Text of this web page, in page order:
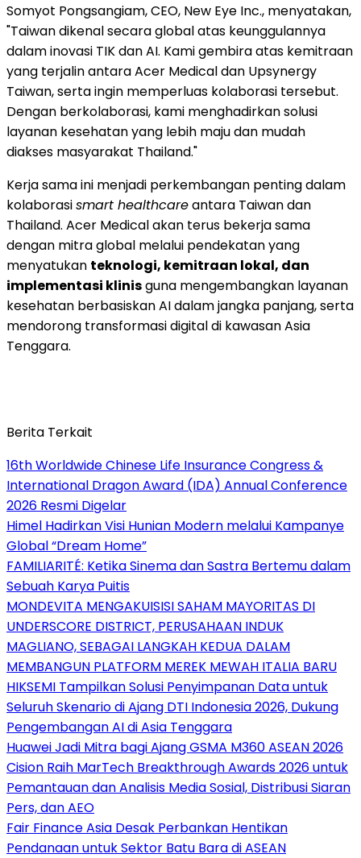
Somyot Pongsangiam, CEO, New Eye Inc., menyatakan,
"Taiwan dikenal secara global atas keunggulannya
dalam inovasi TIK dan AI. Kami gembira atas kemitraan
yang terjalin antara Acer Medical dan Upsynergy
Taiwan, serta ingin memperluas kolaborasi tersebut.
Dengan berkolaborasi, kami menghadirkan solusi
layanan kesehatan yang lebih maju dan mudah
diakses masyarakat Thailand."
Kerja sama ini menjadi perkembangan penting dalam
kolaborasismart healthcareantara Taiwan dan
Thailand. Acer Medical akan terus bekerja sama
dengan mitra global melalui pendekatan yang
menyatukan teknologi, kemitraan lokal, dan
implementasi klinisguna mengembangkan layanan
kesehatan berbasiskan AI dalam jangka panjang, serta
mendorong transformasi digital di kawasan Asia
Tenggara.
Berita Terkait
16th Worldwide Chinese Life Insurance Congress &
International Dragon Award (IDA) Annual Conference
2026 Resmi Digelar
Himel Hadirkan Visi Hunian Modern melalui Kampanye
Global “Dream Home”
FAMILIARITÉ: Ketika Sinema dan Sastra Bertemu dalam
Sebuah Karya Puitis
MONDEVITA MENGAKUISISI SAHAM MAYORITAS DI
UNDERSCORE DISTRICT, PERUSAHAAN INDUK
MAGLIANO, SEBAGAI LANGKAH KEDUA DALAM
MEMBANGUN PLATFORM MEREK MEWAH ITALIA BARU
HIKSEMI Tampilkan Solusi Penyimpanan Data untuk
Seluruh Skenario di Ajang DTI Indonesia 2026, Dukung
Pengembangan AI di Asia Tenggara
Huawei Jadi Mitra bagi Ajang GSMA M360 ASEAN 2026
Cision Raih MarTech Breakthrough Awards 2026 untuk
Pemantauan dan Analisis Media Sosial, Distribusi Siaran
Pers, dan AEO
Fair Finance Asia Desak Perbankan Hentikan
Pendanaan untuk Sektor Batu Bara di ASEAN